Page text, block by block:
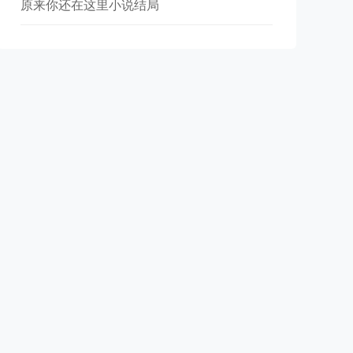
原来你还在这里小说结局